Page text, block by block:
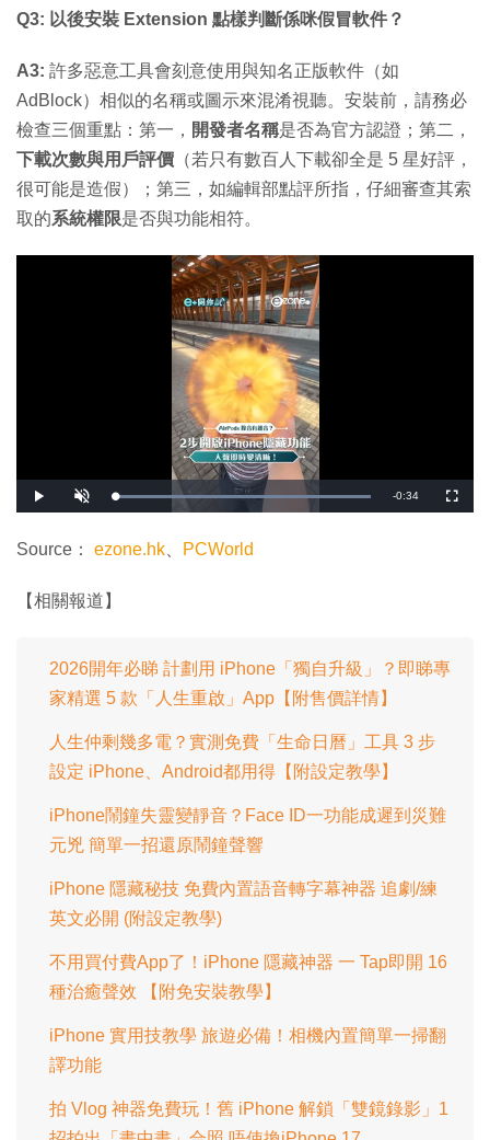
Q3: 以後安裝 Extension 點樣判斷係咪假冒軟件？
A3: 許多惡意工具會刻意使用與知名正版軟件（如
AdBlock）相似的名稱或圖示來混淆視聽。安裝前，請務必
檢查三個重點：第一， 開發者名稱是否為官方認證；第二，
下載次數與用戶評價 （若只有數百人下載卻全是 5 星好評，
很可能是造假）；第三，如編輯部點評所指，仔細審查其索
取的系統權限是否與功能相符。
播
放
開
啟
載
入
:
1
剩
-0:34
全
螢
Source： ezone.hk PCWorld
【相關報道】
2026開年必睇 計劃用 iPhone「獨自升級」？即睇專
家精選 5 款「人生重啟」App【附售價詳情】
人生仲剩幾多電？實測免費「生命日曆」工具 3 步
設定 iPhone、Android都用得【附設定教學】
iPhone鬧鐘失靈變靜音？Face ID一功能成遲到災難
元兇 簡單一招還原鬧鐘聲響
iPhone 隱藏秘技 免費內置語音轉字幕神器 追劇/練
英文必開 (附設定教學)
不用買付費App了！iPhone 隱藏神器 一 Tap即開 16
種治癒聲效 【附免安裝教學】
iPhone 實用技教學 旅遊必備！相機內置簡單一掃翻
譯功能
拍 Vlog 神器免費玩！舊 iPhone 解鎖「雙鏡錄影」1